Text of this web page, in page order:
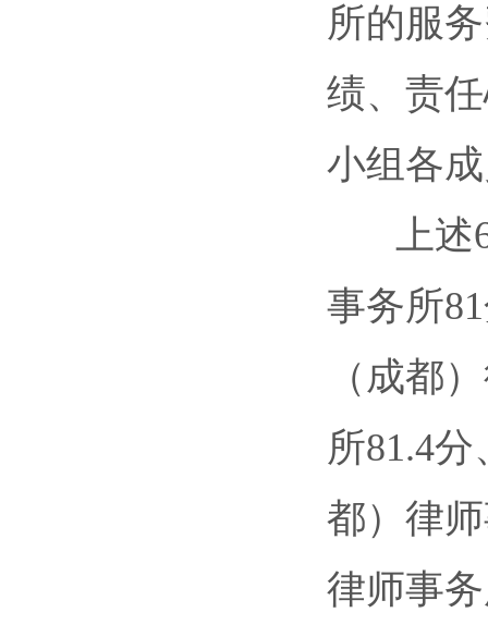
所的服
绩、责
小组各
上述6
事务所
（成都
所81.4
都）律
律师事